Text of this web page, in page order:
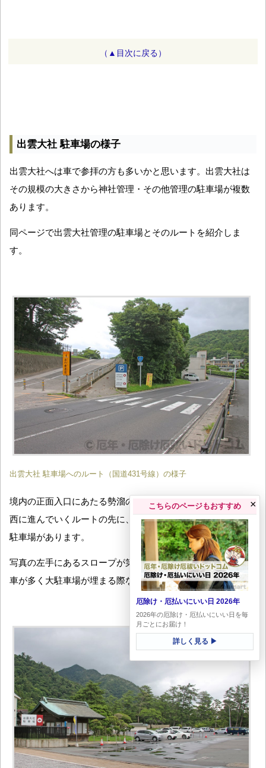
（▲目次に戻る）
出雲大社 駐車場の様子
出雲大社へは車で参拝の方も多いかと思います。出雲大社は
その規模の大きさから神社管理・その他管理の駐車場が複数
あります。
同ページで出雲大社管理の駐車場とそのルートを紹介しま
す。
出雲大社 駐車場へのルート（国道431号線）の様子
境内の正面入口にあたる勢溜の前も通っている国道431号線を
西に進んでいくルートの先に、出雲大社運営の大駐車場と第2
駐車場があります。
写真の左手にあるスロープが第2駐車場です。こちらは参拝の
車が多く大駐車場が埋まる際などに開放されるようです。
こちらのページもおすすめ
厄除け・厄払いにいい日 2026年
2026年の厄除け・厄払いにいい日を毎
月ごとにお届け！
詳しく見る ▶
×